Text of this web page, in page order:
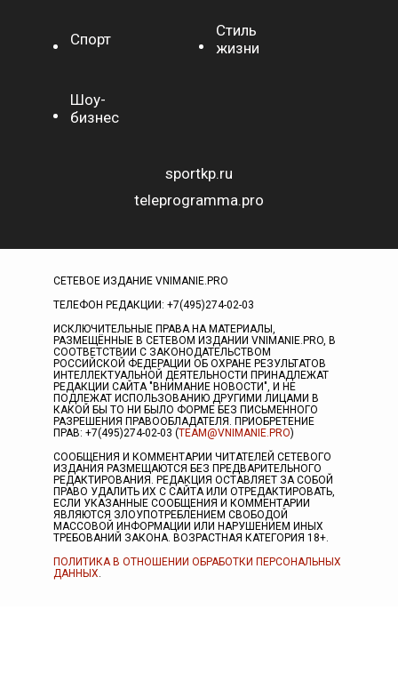
Спорт
Стиль
жизни
Шоу-
бизнес
sportkp.ru
teleprogramma.pro
СЕТЕВОЕ ИЗДАНИЕ VNIMANIE.PRO
ТЕЛЕФОН РЕДАКЦИИ: +7(495)274-02-03
ИСКЛЮЧИТЕЛЬНЫЕ ПРАВА НА МАТЕРИАЛЫ,
РАЗМЕЩЁННЫЕ В СЕТЕВОМ ИЗДАНИИ VNIMANIE.PRO, В
СООТВЕТСТВИИ С ЗАКОНОДАТЕЛЬСТВОМ
РОССИЙСКОЙ ФЕДЕРАЦИИ ОБ ОХРАНЕ РЕЗУЛЬТАТОВ
ИНТЕЛЛЕКТУАЛЬНОЙ ДЕЯТЕЛЬНОСТИ ПРИНАДЛЕЖАТ
РЕДАКЦИИ САЙТА "ВНИМАНИЕ НОВОСТИ", И НЕ
ПОДЛЕЖАТ ИСПОЛЬЗОВАНИЮ ДРУГИМИ ЛИЦАМИ В
КАКОЙ БЫ ТО НИ БЫЛО ФОРМЕ БЕЗ ПИСЬМЕННОГО
РАЗРЕШЕНИЯ ПРАВООБЛАДАТЕЛЯ. ПРИОБРЕТЕНИЕ
ПРАВ: +7(495)274-02-03 (TEAM@VNIMANIE.PRO)
СООБЩЕНИЯ И КОММЕНТАРИИ ЧИТАТЕЛЕЙ СЕТЕВОГО
ИЗДАНИЯ РАЗМЕЩАЮТСЯ БЕЗ ПРЕДВАРИТЕЛЬНОГО
РЕДАКТИРОВАНИЯ. РЕДАКЦИЯ ОСТАВЛЯЕТ ЗА СОБОЙ
ПРАВО УДАЛИТЬ ИХ С САЙТА ИЛИ ОТРЕДАКТИРОВАТЬ,
ЕСЛИ УКАЗАННЫЕ СООБЩЕНИЯ И КОММЕНТАРИИ
ЯВЛЯЮТСЯ ЗЛОУПОТРЕБЛЕНИЕМ СВОБОДОЙ
МАССОВОЙ ИНФОРМАЦИИ ИЛИ НАРУШЕНИЕМ ИНЫХ
ТРЕБОВАНИЙ ЗАКОНА. ВОЗРАСТНАЯ КАТЕГОРИЯ 18+.
ПОЛИТИКА В ОТНОШЕНИИ ОБРАБОТКИ ПЕРСОНАЛЬНЫХ
ДАННЫХ.